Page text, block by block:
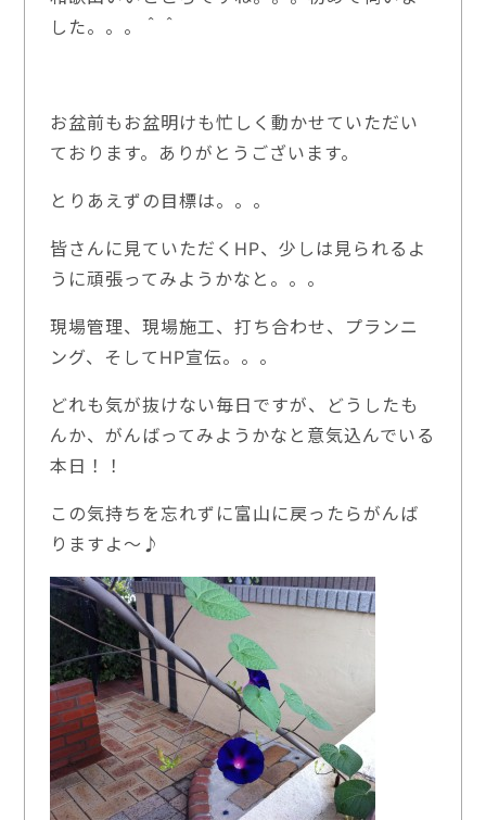
した。。。＾＾
お盆前もお盆明けも忙しく動かせていただい
ております。ありがとうございます。
とりあえずの目標は。。。
皆さんに見ていただくHP、少しは見られるよ
うに頑張ってみようかなと。。。
現場管理、現場施工、打ち合わせ、プランニ
ング、そしてHP宣伝。。。
どれも気が抜けない毎日ですが、どうしたも
んか、がんばってみようかなと意気込んでいる
本日！！
この気持ちを忘れずに富山に戻ったらがんば
りますよ～♪